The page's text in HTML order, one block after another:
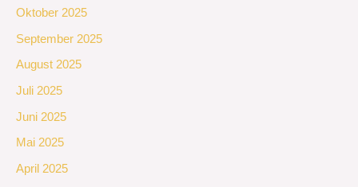
Oktober 2025
September 2025
August 2025
Juli 2025
Juni 2025
Mai 2025
April 2025